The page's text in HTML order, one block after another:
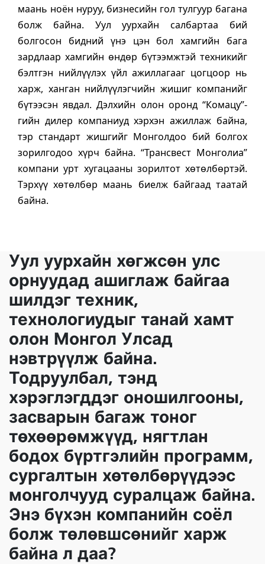
маань ноён нуруу, бизнесийн гол тулгуур багана
болж байна. Уул уурхайн салбартаа бий
болгосон бидний үнэ цэн бол хамгийн бага
зардлаар хамгийн өндөр бүтээмжтэй техникийг
бэлтгэн нийлүүлэх үйл ажиллагааг цогцоор нь
харж, ханган нийлүүлэгчийн жишиг компанийг
бүтээсэн явдал. Дэлхийн олон оронд “Комацу”-
гийн дилер компаниуд хэрхэн ажиллаж байна,
тэр стандарт жишгийг Монголдоо бий болгох
зорилгодоо хүрч байна. “Трансвест Монголиа”
компани урт хугацааны зорилтот хөтөлбөртэй.
Тэрхүү хөтөлбөр маань биелж байгаад таатай
байна.
Уул уурхайн хөгжсөн улс
орнуудад ашиглаж байгаа
шилдэг техник,
технологиудыг танай хамт
олон Монгол Улсад
нэвтрүүлж байна.
Тодруулбал, тэнд
хэрэглэгддэг оношилгооны,
засварын багаж тоног
төхөөрөмжүүд, нягтлан
бодох бүртгэлийн программ,
сургалтын хөтөлбөрүүдээс
монголчууд суралцаж байна.
Энэ бүхэн компанийн соёл
болж төлөвшсөнийг харж
байна л даа?